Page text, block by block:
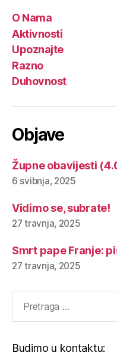
O Nama
Aktivnosti
Upoznajte
Razno
Duhovnost
Objave
Župne obavijesti
6 svibnja, 2025
Vidimo se, subrate!
27 travnja, 2025
Smrt pape Franje:
27 travnja, 2025
Budimo u kontaktu: